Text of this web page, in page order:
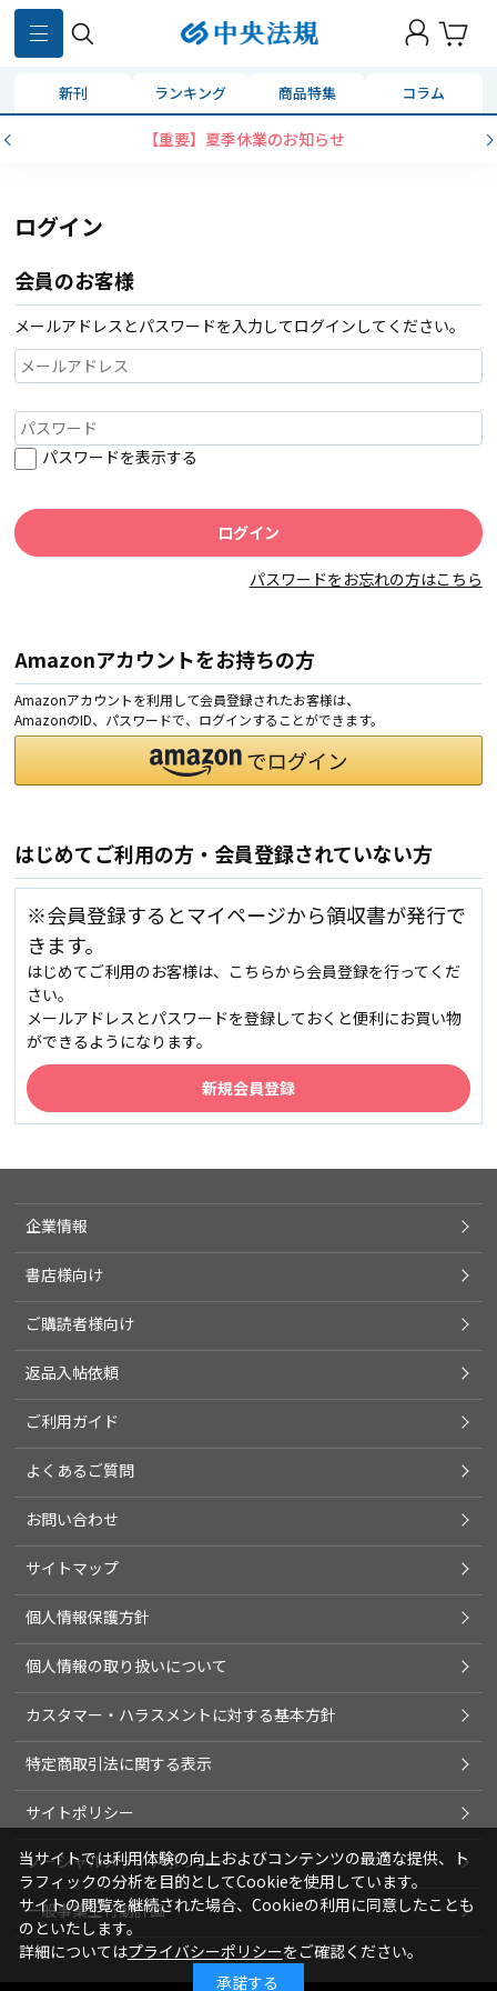
新刊 ランキング 商品特集 コラム
【重要】夏季休業のお知らせ
ログイン
会員のお客様
メールアドレスとパスワードを入力してログインしてください。
パスワードを表示する
パスワードをお忘れの方はこちら
Amazonアカウントをお持ちの方
Amazonアカウントを利用して会員登録されたお客様は、
AmazonのID、パスワードで、ログインすることができます。
はじめてご利用の方・会員登録されていない方
※会員登録するとマイページから領収書が発行で
きます。
はじめてご利用のお客様は、こちらから会員登録を行ってくだ
さい。
メールアドレスとパスワードを登録しておくと便利にお買い物
ができるようになります。
企業情報
書店様向け
ご購読者様向け
返品入帖依頼
ご利用ガイド
よくあるご質問
お問い合わせ
サイトマップ
個人情報保護方針
個人情報の取り扱いについて
カスタマー・ハラスメントに対する基本方針
特定商取引法に関する表示
サイトポリシー
ソーシャルメディアポリシー
一般事業主行動計画
当サイトでは利用体験の向上およびコンテンツの最適な提供、ト
ラフィックの分析を目的としてCookieを使用しています。
サイトの閲覧を継続された場合、Cookieの利用に同意したことも
のといたします。
詳細についてはプライバシーポリシーをご確認ください。
承諾する